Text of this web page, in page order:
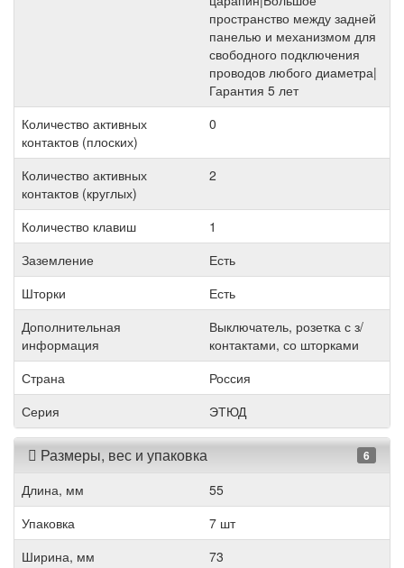
пространство между задней
панелью и механизмом для
свободного подключения
проводов любого диаметра|
Гарантия 5 лет
Количество активных
контактов (плоских)
0
Количество активных
контактов (круглых)
2
Количество клавиш
1
Заземление
Есть
Шторки
Есть
Дополнительная
информация
Выключатель, розетка с з/
контактами, со шторками
Страна
Россия
Серия
ЭТЮД
Размеры, вес и упаковка 6
Длина, мм
55
Упаковка
7 шт
Ширина, мм
73